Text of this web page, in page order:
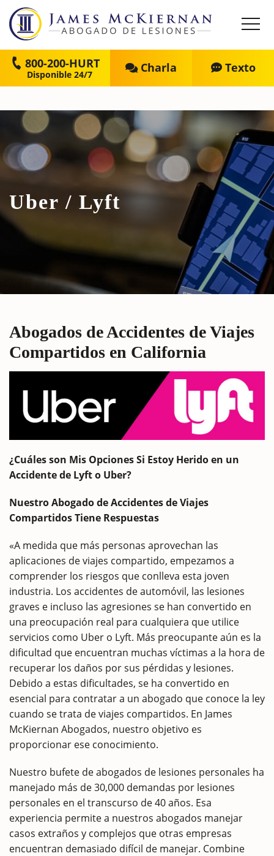
800-200-HURT Charla Texto
Uber / Lyft
Abogados de Accidentes de Viajes
Compartidos en California
¿Cuáles son Mis Opciones Si Estoy Herido en un
Accidente de Lyft o Uber?
Nuestro Abogado de Accidentes de Viajes
Compartidos Tiene Respuestas
«A medida que más personas aprovechan las
aplicaciones de viajes compartido, empezamos a
comprender los riesgos que conlleva esta joven
industria. Los accidentes de automóvil, las lesiones
graves e incluso las agresiones se han convertido en
una preocupación real para cualquiera que utilice
servicios como Uber o Lyft. Más preocupante aún es la
dificultad que encuentran muchas víctimas a la hora de
recuperar los daños por sus pérdidas y lesiones.
Debido a estas dificultades, se ha convertido en
esencial para contratar a un abogado que conoce la ley
cuando se trata de viajes compartidos. En James
McKiernan Abogados, nuestro objetivo es
proporcionar ese conocimiento.
Nuestro bufete de abogados de lesiones personales ha
manejado más de 30,000 demandas por lesiones
personales en el transcurso de 40 años. Esa
experiencia permite a nuestros abogados manejar
casos extraños y complejos que otras empresas
encuentran demasiado difícil de manejar. Combine